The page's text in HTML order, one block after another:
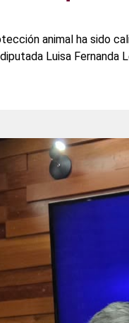
animal ha sido
Luisa Fernanda